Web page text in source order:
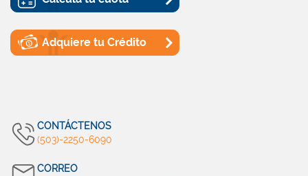
Adquiere tu Crédito
CONTÁCTENOS
(503)-2250-6090
CORREO